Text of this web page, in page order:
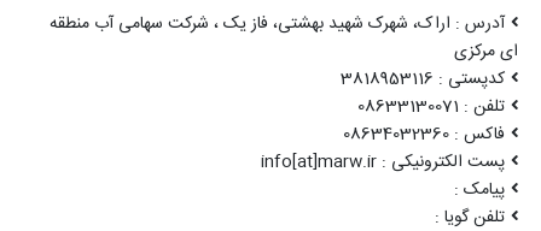
آدرس : اراک، شهرک شهید بهشتی، فاز یک ، شرکت سهامی آب منطقه
ای مرکزی
کدپستی : 3818953116
تلفن : 08633130071
فاکس : 08634032360
پست الکترونیکی : info[at]marw.ir
پیامک :
تلفن گویا :